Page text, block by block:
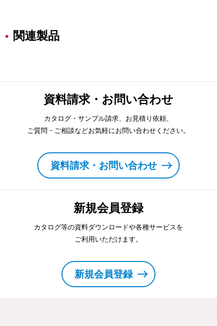
関連製品
資料請求・お問い合わせ
カタログ・サンプル請求、お見積り依頼、
ご質問・ご相談などお気軽にお問い合わせください。
資料請求・お問い合わせ
新規会員登録
カタログ等の資料ダウンロードや各種サービスを
ご利用いただけます。
新規会員登録